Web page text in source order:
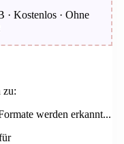
· Kostenlos · Ohne
zu:
werden erkannt...